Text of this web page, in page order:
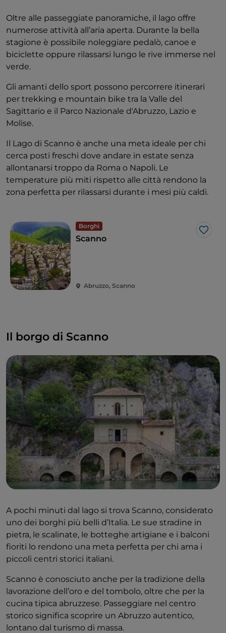
Oltre alle passeggiate panoramiche, il lago offre
numerose attività all’aria aperta. Durante la bella
stagione è possibile noleggiare pedalò, canoe e
biciclette oppure rilassarsi lungo le rive immerse nel
verde.
Gli amanti dello sport possono percorrere itinerari
per trekking e mountain bike tra la Valle del
Sagittario e il Parco Nazionale d'Abruzzo, Lazio e
Molise.
Il Lago di Scanno è anche una meta ideale per chi
cerca posti freschi dove andare in estate senza
allontanarsi troppo da Roma o Napoli. Le
temperature più miti rispetto alle città rendono la
zona perfetta per rilassarsi durante i mesi più caldi.
Borghi
Like
Scanno
Abruzzo, Scanno
Il borgo di Scanno
A pochi minuti dal lago si trova Scanno, considerato
uno dei borghi più belli d’Italia. Le sue stradine in
pietra, le scalinate, le botteghe artigiane e i balconi
fioriti lo rendono una meta perfetta per chi ama i
piccoli centri storici italiani.
Scanno è conosciuto anche per la tradizione della
lavorazione dell’oro e del tombolo, oltre che per la
cucina tipica abruzzese. Passeggiare nel centro
storico significa scoprire un Abruzzo autentico,
lontano dal turismo di massa.